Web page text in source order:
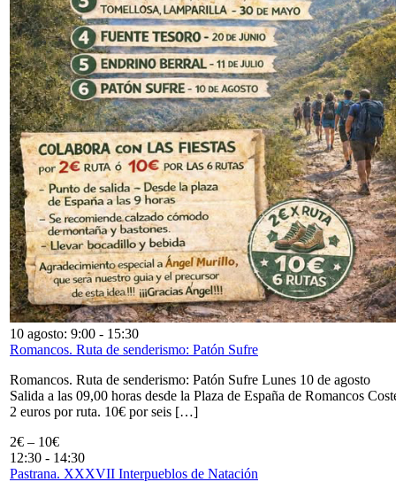
10 agosto: 9:00 - 15:30
Romancos. Ruta de senderismo: Patón Sufre
Romancos. Ruta de senderismo: Patón Sufre Lunes 10 de agosto
Salida a las 09,00 horas desde la Plaza de España de Romancos
2 euros por ruta. 10€ por seis […]
2€ – 10€
12:30 - 14:30
Pastrana. XXXVII Interpueblos de Natación